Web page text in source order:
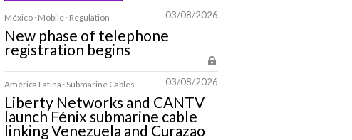
México · Mobile · Regulation 03/08/2026
New phase of telephone
registration begins
América Latina · Submarine Cables 03/08/2026
Liberty Networks and CANTV
launch Fénix submarine cable
linking Venezuela and Curazao